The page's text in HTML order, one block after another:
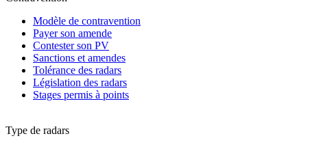
Modèle de contravention
Payer son amende
Contester son PV
Sanctions et amendes
Tolérance des radars
Législation des radars
Stages permis à points
Type de radars